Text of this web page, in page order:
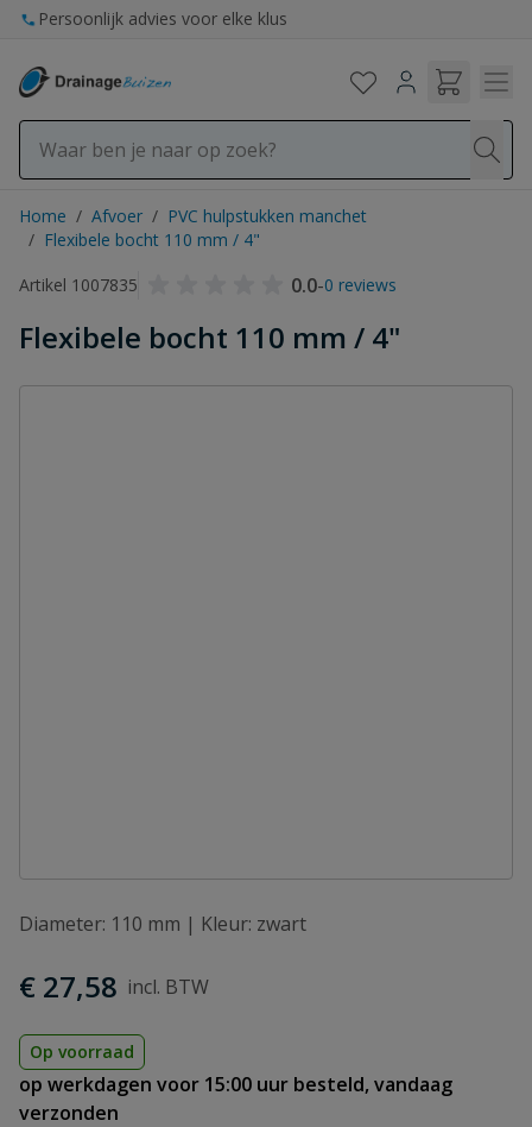
Ga naar de inhoud
Persoonlijk advies voor elke klus
Home / Afvoer / PVC hulpstukken manchet
/ Flexibele bocht 110 mm / 4"
Artikel 1007835
0.0-0 reviews
Flexibele bocht 110 mm / 4"
Diameter: 110 mm | Kleur: zwart
€ 27,58
Op voorraad
op werkdagen voor 15:00 uur besteld, vandaag
verzonden